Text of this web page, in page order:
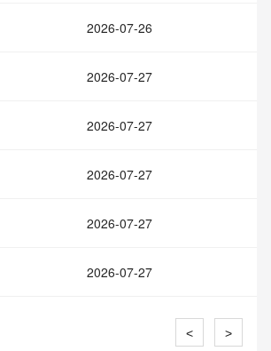
2026-07-26
2026-07-27
2026-07-27
2026-07-27
2026-07-27
2026-07-27
< >